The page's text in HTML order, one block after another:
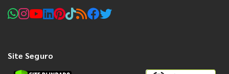
Site Seguro